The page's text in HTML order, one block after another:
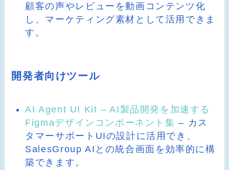
顧客の声やレビューを動画コンテンツ化
し、マーケティング素材として活用できま
す。
開発者向けツール
AI Agent UI Kit – AI製品開発を加速する
Figmaデザインコンポーネント集 – カス
タマーサポートUIの設計に活用でき、
SalesGroup AIとの統合画面を効率的に構
築できます。